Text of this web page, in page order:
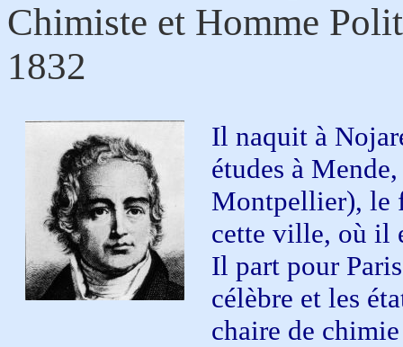
Chimiste et Homme
1832
Il naquit à
études à
Montpellier), le
cette ville, où il
Il part pour
célèbre et les
chaire de